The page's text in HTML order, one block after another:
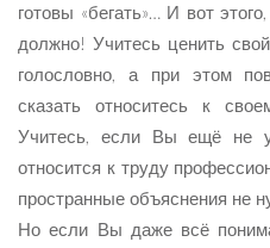
готовы «бегать»… И вот
должно! Учитесь ценить
голословно, а при этом
сказать относитесь к
Учитесь, если Вы ещё не
относится к труду
пространные объяснения не
Но если Вы даже всё